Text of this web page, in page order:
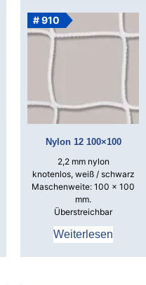
# 910
Nylon 12 100×100
2,2 mm nylon
knotenlos, weiß / schwarz
Maschenweite: 100 x 100
mm.
Überstreichbar
Weiterlesen